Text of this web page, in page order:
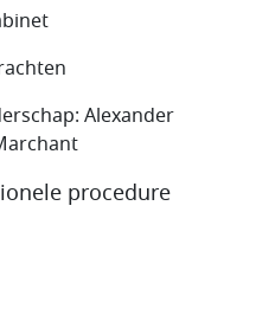
Alexander
procedure